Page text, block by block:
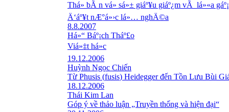
Thá»­ bÃ n vá» sá»± giáº¥u giáº¿m vÃ lá»«a
Ä‘áº¥t nÆ°á»›c lá»… nghÄ©a
8.8.2007
Há»“ Báº¡ch Tháº£o
Viá»‡t há»c
19.12.2006
Huỳnh Ngọc Chiến
Từ Phusis (fusis) Heidegger đến Tồn Lưu Bùi
18.12.2006
Thái Kim Lan
Góp ý về thảo luận „Truyền thống và hiện đại“